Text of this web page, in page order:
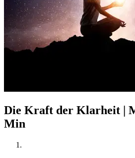
Die Kraft der Klarheit |
Min